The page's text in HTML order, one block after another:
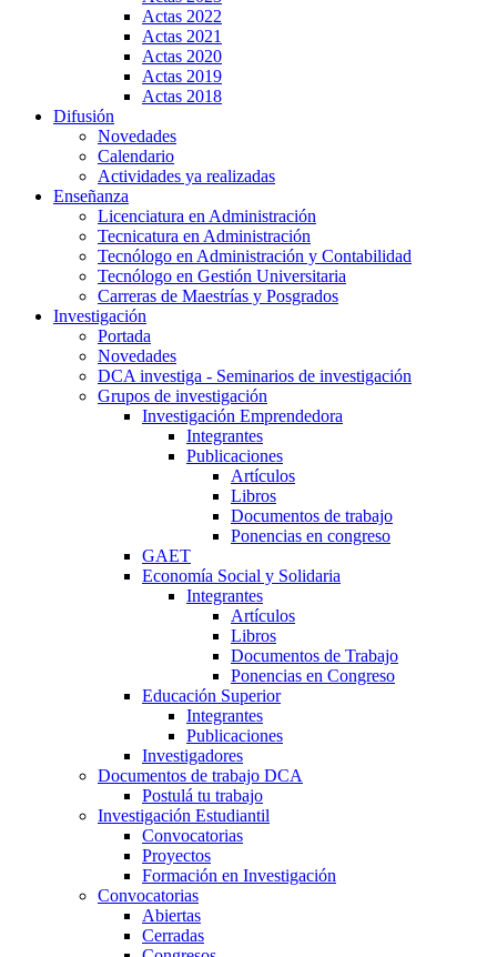
Actas 2022
Actas 2021
Actas 2020
Actas 2019
Actas 2018
Difusión
Novedades
Calendario
Actividades ya realizadas
Enseñanza
Licenciatura en Administración
Tecnicatura en Administración
Tecnólogo en Administración y Contabilidad
Tecnólogo en Gestión Universitaria
Carreras de Maestrías y Posgrados
Investigación
Portada
Novedades
DCA investiga - Seminarios de investigación
Grupos de investigación
Investigación Emprendedora
Integrantes
Publicaciones
Artículos
Libros
Documentos de trabajo
Ponencias en congreso
GAET
Economía Social y Solidaria
Integrantes
Artículos
Libros
Documentos de Trabajo
Ponencias en Congreso
Educación Superior
Integrantes
Publicaciones
Investigadores
Documentos de trabajo DCA
Postulá tu trabajo
Investigación Estudiantil
Convocatorias
Proyectos
Formación en Investigación
Convocatorias
Abiertas
Cerradas